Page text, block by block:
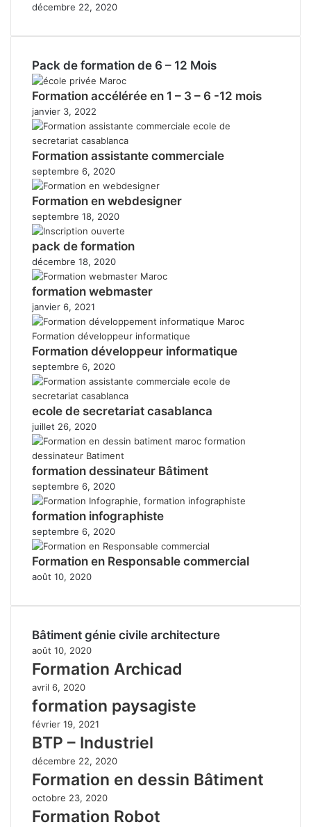
décembre 22, 2020
Pack de formation de 6 – 12 Mois
Formation accélérée en 1 – 3 – 6 -12 mois
janvier 3, 2022
Formation assistante commerciale
septembre 6, 2020
Formation en webdesigner
septembre 18, 2020
pack de formation
décembre 18, 2020
formation webmaster
janvier 6, 2021
Formation développeur informatique
septembre 6, 2020
ecole de secretariat casablanca
juillet 26, 2020
formation dessinateur Bâtiment
septembre 6, 2020
formation infographiste
septembre 6, 2020
Formation en Responsable commercial
août 10, 2020
Bâtiment génie civile architecture
août 10, 2020
Formation Archicad
avril 6, 2020
formation paysagiste
février 19, 2021
BTP – Industriel
décembre 22, 2020
Formation en dessin Bâtiment
octobre 23, 2020
Formation Robot